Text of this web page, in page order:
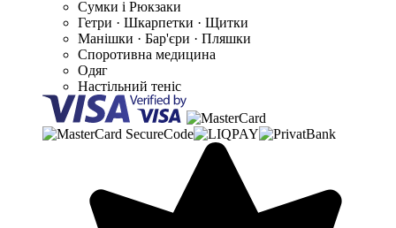
Сумки і Рюкзаки
Гетри · Шкарпетки · Щитки
Манішки · Бар'єри · Пляшки
Споротивна медицина
Одяг
Настільний теніс